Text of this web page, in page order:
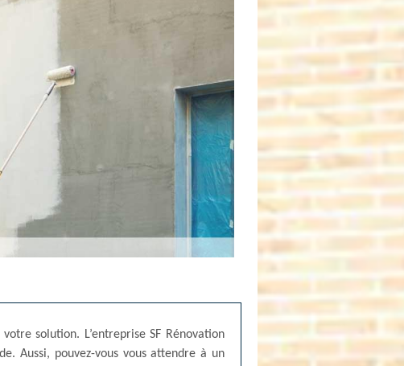
solution. L’entreprise SF Rénovation
Aussi, pouvez-vous vous attendre à un